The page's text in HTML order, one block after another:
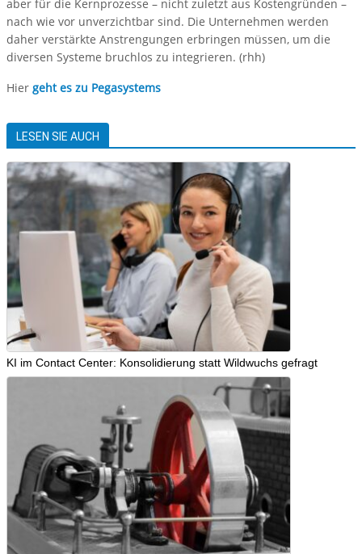
aber für die Kernprozesse – nicht zuletzt aus Kostengründen –
nach wie vor unverzichtbar sind. Die Unternehmen werden
daher verstärkte Anstrengungen erbringen müssen, um die
diversen Systeme bruchlos zu integrieren. (rhh)
Hier geht es zu Pegasystems
LESEN SIE AUCH
KI im Contact Center: Konsolidierung statt Wildwuchs gefragt